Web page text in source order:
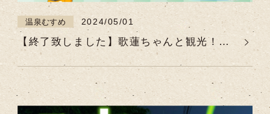
温泉むすめ 2024/05/01
【終了致しました】歌蓮ちゃんと観光！夏
のイラストカードプレゼントきゃんぺーん
【2024.6.1．11:00～】※特典が無くなり
次第終了